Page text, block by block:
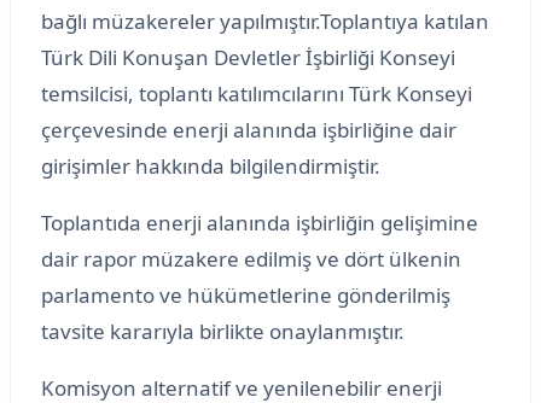
bağlı müzakereler yapılmıştır.Toplantıya katılan
Türk Dili Konuşan Devletler İşbirliği Konseyi
temsilcisi, toplantı katılımcılarını Türk Konseyi
çerçevesinde enerji alanında işbirliğine dair
girişimler hakkında bilgilendirmiştir.
Toplantıda enerji alanında işbirliğin gelişimine
dair rapor müzakere edilmiş ve dört ülkenin
parlamento ve hükümetlerine gönderilmiş
tavsite kararıyla birlikte onaylanmıştır.
Komisyon alternatif ve yenilenebilir enerji